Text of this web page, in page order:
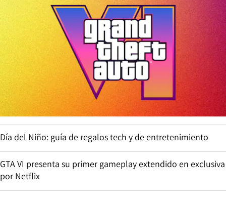
Día del Niño: guía de regalos tech y de entretenimiento
GTA VI presenta su primer gameplay extendido en exclusiva
por Netflix